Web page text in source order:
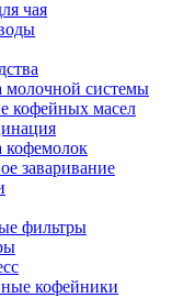
чая
молочной системы
кофейных масел
кофемолок
заваривание
фильтры
кофейники